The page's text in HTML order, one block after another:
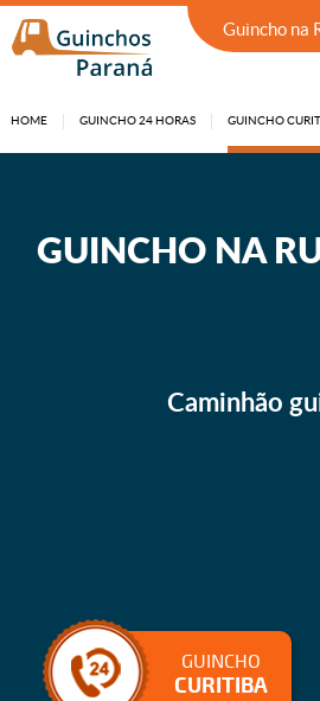
Guincho na
HOME GUINCHO 24 HORAS GUINCHO
GUINCHO NA
Caminhão
GUINCHO
CURITIBA